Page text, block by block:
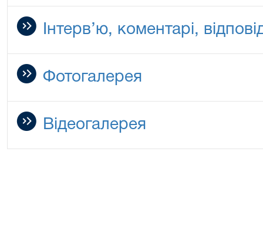
Інтерв’ю, коментарі,
Фотогалерея
Відеогалерея